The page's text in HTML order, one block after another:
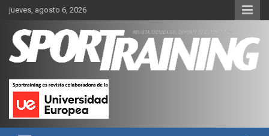
Skip
content
jueves, agosto 6, 2026
Revista técnica del deporte
Sport Training
rendimiento, nutrición y entrenamiento.